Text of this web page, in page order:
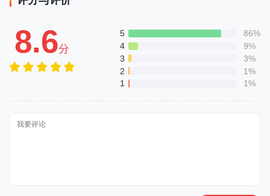
8.6分
5
86%
4
9%
3
3%
2
1%
1
1%